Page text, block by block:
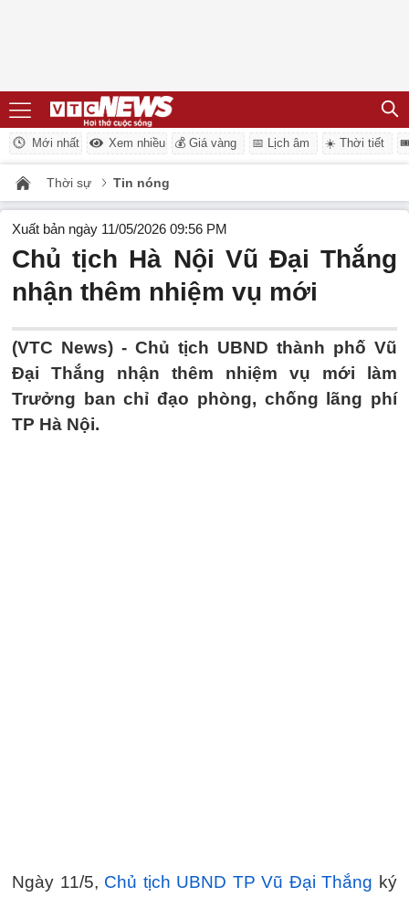
Mới nhất Xem nhiều 💰 Giá vàng 📅 Lịch âm ☀️ Thời tiết
Thời sự Tin nóng
Xuất bản ngày 11/05/2026 09:56 PM
Chủ tịch Hà Nội Vũ Đại Thắng
nhận thêm nhiệm vụ mới
(VTC News) - Chủ tịch UBND thành phố Vũ
Đại Thắng nhận thêm nhiệm vụ mới làm
Trưởng ban chỉ đạo phòng, chống lãng phí
TP Hà Nội.
Ngày 11/5, Chủ tịch UBND TP Vũ Đại Thắng ký